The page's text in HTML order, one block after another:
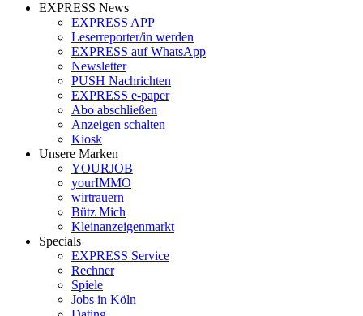
EXPRESS News
EXPRESS APP
Leserreporter/in werden
EXPRESS auf WhatsApp
Newsletter
PUSH Nachrichten
EXPRESS e-paper
Abo abschließen
Anzeigen schalten
Kiosk
Unsere Marken
YOURJOB
yourIMMO
wirtrauern
Bütz Mich
Kleinanzeigenmarkt
Specials
EXPRESS Service
Rechner
Spiele
Jobs in Köln